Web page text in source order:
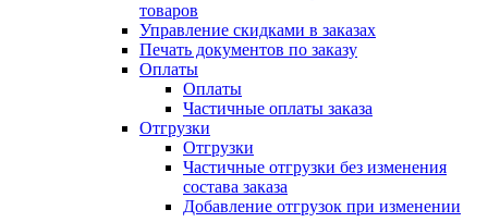
товаров
Управление скидками в заказах
Печать документов по заказу
Оплаты
Оплаты
Частичные оплаты заказа
Отгрузки
Отгрузки
Частичные отгрузки без изменения
состава заказа
Добавление отгрузок при изменении